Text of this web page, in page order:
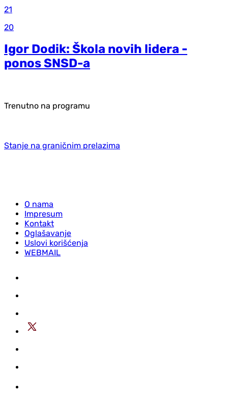
21
20
Igor Dodik: Škola novih lidera -
ponos SNSD-a
Trenutno na programu
Stanje na graničnim prelazima
O nama
Impresum
Kontakt
Oglašavanje
Uslovi korišćenja
WEBMAIL